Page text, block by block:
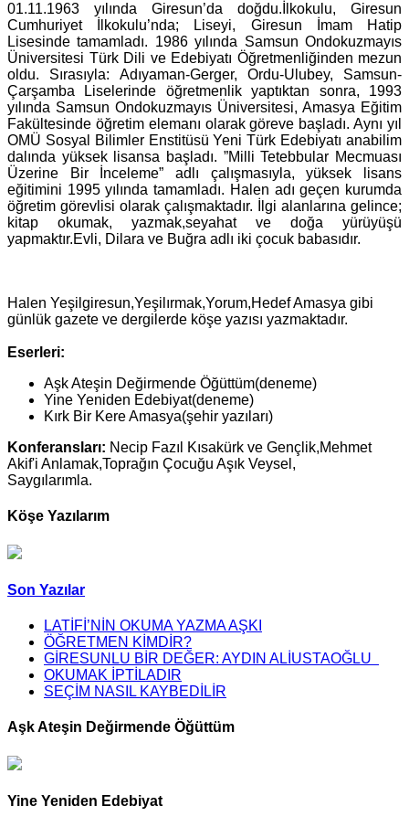
01.11.1963 yılında Giresun’da doğdu.İlkokulu, Giresun
Cumhuriyet İlkokulu’nda; Liseyi, Giresun İmam Hatip
Lisesinde tamamladı. 1986 yılında Samsun Ondokuzmayıs
Üniversitesi Türk Dili ve Edebiyatı Öğretmenliğinden mezun
oldu. Sırasıyla: Adıyaman-Gerger, Ordu-Ulubey, Samsun-
Çarşamba Liselerinde öğretmenlik yaptıktan sonra, 1993
yılında Samsun Ondokuzmayıs Üniversitesi, Amasya Eğitim
Fakültesinde öğretim elemanı olarak göreve başladı. Aynı yıl
OMÜ Sosyal Bilimler Enstitüsü Yeni Türk Edebiyatı anabilim
dalında yüksek lisansa başladı. ”Milli Tetebbular Mecmuası
Üzerine Bir İnceleme” adlı çalışmasıyla, yüksek lisans
eğitimini 1995 yılında tamamladı. Halen adı geçen kurumda
öğretim görevlisi olarak çalışmaktadır. İlgi alanlarına gelince;
kitap okumak, yazmak,seyahat ve doğa yürüyüşü
yapmaktır.Evli, Dilara ve Buğra adlı iki çocuk babasıdır.
Halen Yeşilgiresun,Yeşilırmak,Yorum,Hedef Amasya gibi
günlük gazete ve dergilerde köşe yazısı yazmaktadır.
Eserleri:
Aşk Ateşin Değirmende Öğüttüm(deneme)
Yine Yeniden Edebiyat(deneme)
Kırk Bir Kere Amasya(şehir yazıları)
Konferansları: Necip Fazıl Kısakürk ve Gençlik,Mehmet
Akif'i Anlamak,Toprağın Çocuğu Aşık Veysel,
Saygılarımla.
Köşe Yazılarım
Son Yazılar
LATİFİ’NİN OKUMA YAZMA AŞKI
ÖĞRETMEN KİMDİR?
GİRESUNLU BİR DEĞER: AYDIN ALİUSTAOĞLU
OKUMAK İPTİLADIR
SEÇİM NASIL KAYBEDİLİR
Aşk Ateşin Değirmende Öğüttüm
Yine Yeniden Edebiyat